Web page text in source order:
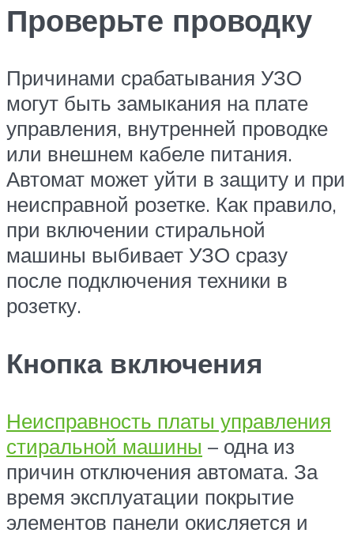
Проверьте проводку
Причинами срабатывания УЗО
могут быть замыкания на плате
управления, внутренней проводке
или внешнем кабеле питания.
Автомат может уйти в защиту и при
неисправной розетке. Как правило,
при включении стиральной
машины выбивает УЗО сразу
после подключения техники в
розетку.
Кнопка включения
Неисправность платы управления
стиральной машины – одна из
причин отключения автомата. За
время эксплуатации покрытие
элементов панели окисляется и